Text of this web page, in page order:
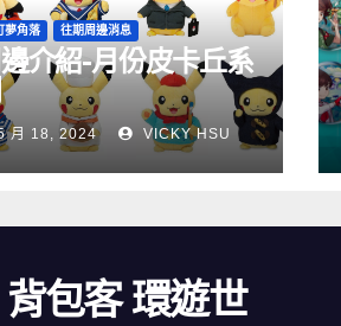
夢角落 往期周邊消息
介紹-月份皮卡丘系
月 18, 2024 VICKY HSU
包客 環遊世